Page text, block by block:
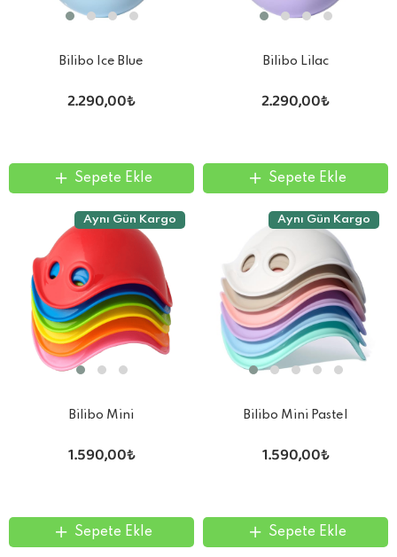
Bilibo Ice Blue
2.290,00₺
Sepete Ekle
Bilibo Lilac
2.290,00₺
Sepete Ekle
Aynı Gün Kargo
Bilibo Mini
1.590,00₺
Sepete Ekle
Aynı Gün Kargo
Bilibo Mini Pastel
1.590,00₺
Sepete Ekle